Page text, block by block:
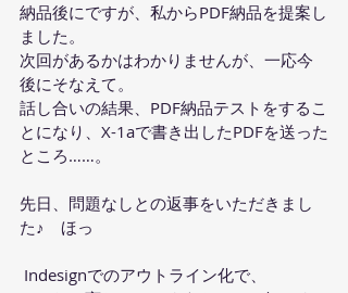
納品後にですが、私からPDF納品を提案し
ました。
次回があるかはわかりませんが、一応今
後にそなえて。
話し合いの結果、PDF納品テストをするこ
とになり、X-1aで書き出したPDFを送った
ところ……。
先日、問題なしとの返事をいただきまし
た♪　ほっ
Indesignでのアウトライン化で、